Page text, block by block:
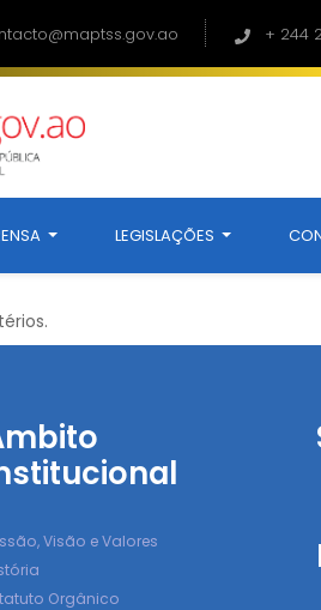
+ 244
LEGISLAÇÕES
Visão e Valores
Orgânico